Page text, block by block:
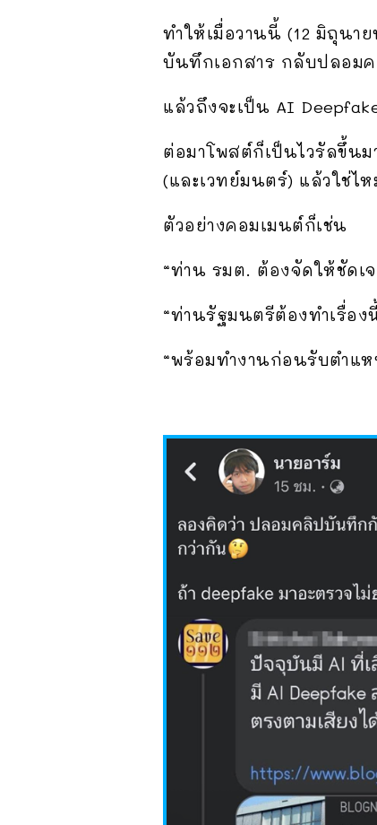
ทำให้เมื่อวานนี้ (12 มิถุนา
บันทึกเอกสาร กลับปลอม
แล้วถึงจะเป็น AI
ต่อมาโพสต์ก็เป็นไวรัลขึ้น
(และเวทย์มนตร์) แล้วใช่ไห
ตัวอย่างคอมเมนต์ก็เช่น
“ท่าน รมต. ต้องจัดให้ชัดเ
“ท่านรัฐมนตรี​ต้องทำเรื่อ
“พร้อมทำงานก่อนรับตำแห